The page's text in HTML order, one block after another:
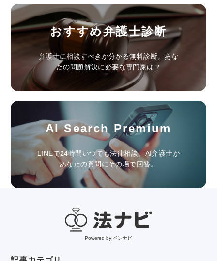
おすすめ弁護士診断
弁護士に相談すべきか分かる無料診断。あな
たの問題解決に必要な専門家は？
AI Search Premium
LINEで24時間いつでも法律相談。AI弁護士が
あなたの質問にその場で回答。
Powered by ベンナビ